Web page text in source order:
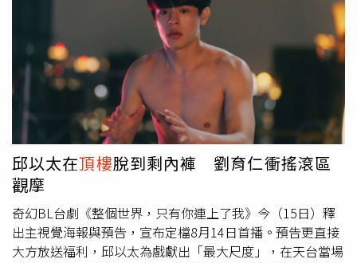
見證，如今祝融無情焚燬，令人不勝唏噓。
人員最終在建物3樓通往4樓的樓梯間發現63歲男子，但經
檢視已無生命跡象，明顯死亡，令人遺憾。消防人員待火勢
逐步獲得控制、現場溫度下降後，才將死者遺體搬運下樓，
交由警方及相關單位進一步處理。此次火警也引起附近商圈
民眾圍觀，不少居民表示，事發時聽見爆裂聲響，隨即看見
大量濃煙竄出，火勢相當驚人，消防人員到場後立即拉起封
鎖線，避免民眾靠近，以確保救災安全。由於建物
頂樓為鐵
皮加蓋，火勢蔓延速度快，也增加救援困難度。目前火勢已
獲控制，至於火災究竟是電線短路、電器設備故障，或其他
因素所引發，仍須待消防火災調查人員完成現場勘查與鑑識
後，才能進一步釐清真正起火原因及責任歸屬。
邱以太在頂樓脫到剩內褲 劉育仁衝搖滾區
觀摩
奇幻BL台劇《整個世界，只有你連上了我》今（15日）釋
出主視覺海報與預告，宣布定檔8月14日首播。預告更直接
大方放送福利，邱以太為戲獻出「最大尺度」，在天台當場